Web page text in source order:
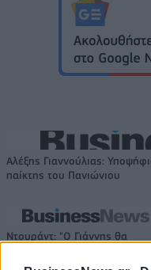
Αλέξης Γιαννούλιας:
παίκτης του Πανιώνιου
Ντουράντ: "Ο Γιάννης θα
όλων"! (vid)